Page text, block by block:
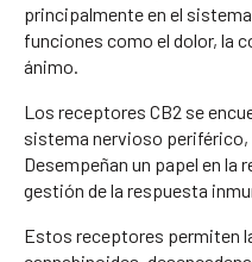
principalmente en el
funciones como el dolor, la
ánimo.
Los receptores CB2 se
sistema nervioso periférico,
Desempeñan un papel en la
gestión de la respuesta
Estos receptores permiten